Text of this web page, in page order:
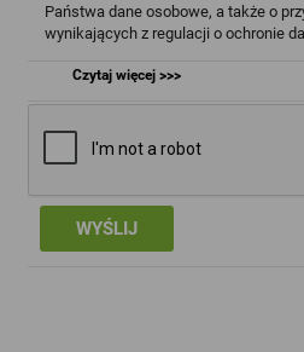
Państwa dane osobowe, a także o
wynikających z regulacji o ochronie
Czytaj więcej >>>